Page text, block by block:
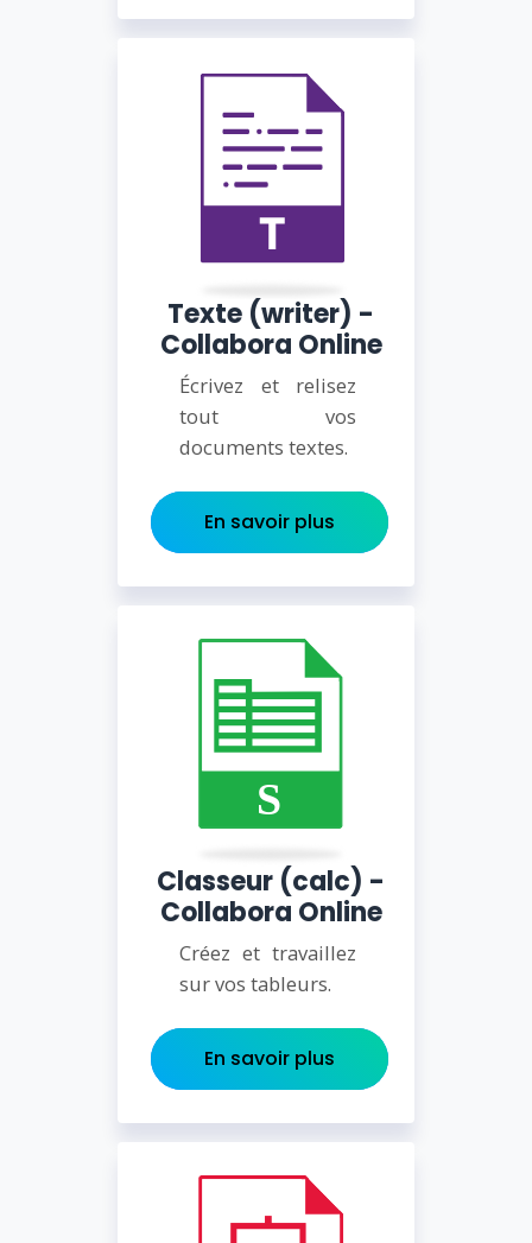
Texte (writer) -
Collabora Online
Écrivez et relisez
tout vos
documents textes.
En savoir plus
Classeur (calc) -
Collabora Online
Créez et travaillez
sur vos tableurs.
En savoir plus